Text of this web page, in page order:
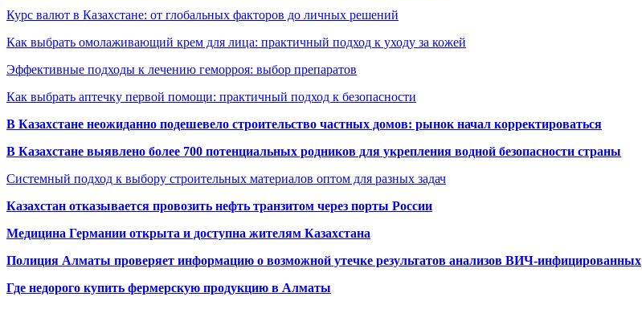
Курс валют в Казахстане: от глобальных факторов до личных решений
Как выбрать омолаживающий крем для лица: практичный подход к уходу за кожей
Эффективные подходы к лечению геморроя: выбор препаратов
Как выбрать аптечку первой помощи: практичный подход к безопасности
В Казахстане неожиданно подешевело строительство частных домов: рынок начал корректироваться
В Казахстане выявлено более 700 потенциальных родников для укрепления водной безопасности страны
Системный подход к выбору строительных материалов оптом для разных задач
Казахстан отказывается провозить нефть транзитом через порты России
Медицина Германии открыта и доступна жителям Казахстана
Полиция Алматы проверяет информацию о возможной утечке результатов анализов ВИЧ-инфицированных
Где недорого купить фермерскую продукцию в Алматы